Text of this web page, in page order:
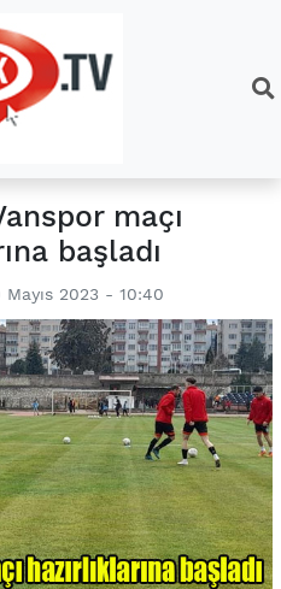
maçı
başladı
Mayıs 2023 - 10:40